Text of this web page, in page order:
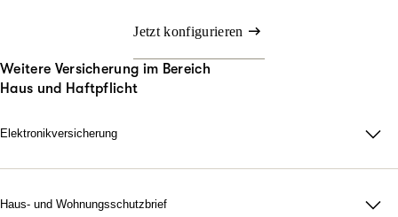
Jetzt konfigurieren
Weitere Versicherung im Bereich
Haus und Haftpflicht
Elektronikversicherung
Bei uns können Sie mit der Elektronikversicherung nahezu alle
Haus- und Wohnungsschutzbrief